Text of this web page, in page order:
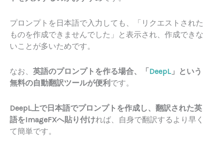
プロンプトを日本語で入力しても、「リクエストされた
ものを作成できませんでした」と表示され、作成できな
いことが多いためです。
なお、 英語のプロンプトを作る場合、「DeepL」という
無料の自動翻訳ツールが便利 です。
DeepL上で日本語でプロンプトを作成し、翻訳された英
語をImageFXへ貼り付ければ、自身で翻訳するより早く
て簡単です。